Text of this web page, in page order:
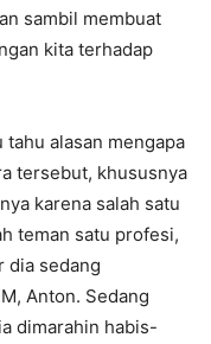
sambil membuat
kita terhadap
alasan mengapa
tersebut, khususnya
karena salah satu
teman satu profesi,
dia sedang
Anton. Sedang
dimarahin habis-